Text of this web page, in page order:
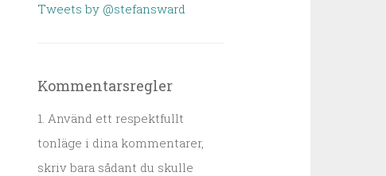
Tweets by @stefansward
Kommentarsregler
1. Använd ett respektfullt
tonläge i dina kommentarer,
skriv bara sådant du skulle